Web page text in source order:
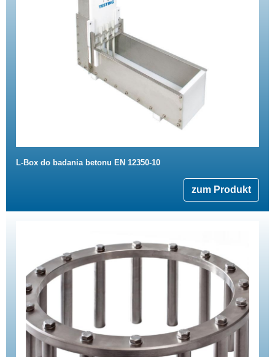
L-Box do badania betonu EN 12350-10
zum Produkt